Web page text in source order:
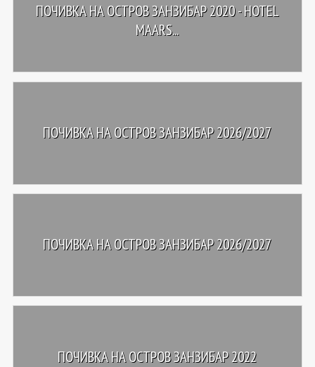
ПОЧИВКА НА ОСТРОВ ЗАНЗИБАР 2020 - HOTEL
MAARS...
ПОЧИВКА НА ОСТРОВ ЗАНЗИБАР 2026/2027
ПОЧИВКА НА ОСТРОВ ЗАНЗИБАР 2026/2027
ПОЧИВКА НА ОСТРОВ ЗАНЗИБАР 2022